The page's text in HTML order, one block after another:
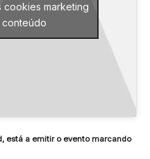
cookies marketing
conteúdo
está a emitir o evento marcando